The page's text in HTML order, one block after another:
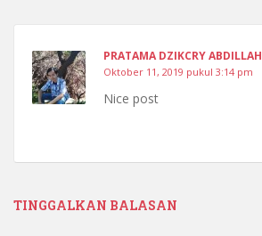
PRATAMA DZIKCRY ABDILLAH
Oktober 11, 2019 pukul 3:14 pm
Nice post
TINGGALKAN BALASAN